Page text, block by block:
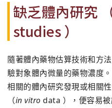
缺乏體內研究
studies ）
隨著體內藥物估算技術和方
驗對象體內微量的藥物濃度
相關的體內研究發現或相關
（in vitro data ），便容易